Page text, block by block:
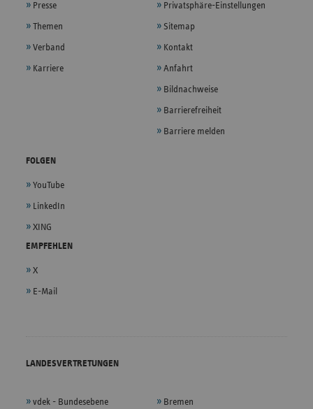
Presse
Themen
Verband
Karriere
Privatsphäre-Einstellungen
Sitemap
Kontakt
Anfahrt
Bildnachweise
Barrierefreiheit
Barriere melden
FOLGEN
YouTube
LinkedIn
XING
EMPFEHLEN
X
E-Mail
LANDESVERTRETUNGEN
vdek - Bundesebene Bremen